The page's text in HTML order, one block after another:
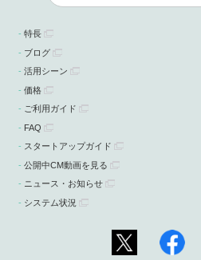
特長
ブログ
活用シーン
価格
ご利用ガイド
FAQ
スタートアップガイド
公開中CM動画を見る
ニュース・お知らせ
システム状況